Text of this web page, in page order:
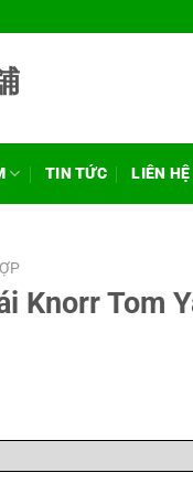
TIN TỨC LIÊN HỆ
Knorr Tom